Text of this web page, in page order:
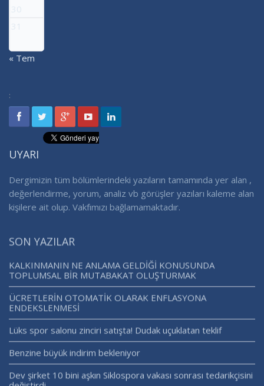
30
31
« Tem
:
UYARI
Dergimizin tüm bölümlerindeki yazıların tamamında yer alan ,
değerlendirme, yorum, analiz vb görüşler yazıları kaleme alan
kişilere ait olup. Vakfımızı bağlamamaktadır.
SON YAZILAR
KALKINMANIN NE ANLAMA GELDİĞİ KONUSUNDA
TOPLUMSAL BİR MUTABAKAT OLUŞTURMAK
ÜCRETLERİN OTOMATİK OLARAK ENFLASYONA
ENDEKSLENMESİ
Lüks spor salonu zinciri satışta! Dudak uçuklatan teklif
Benzine büyük indirim bekleniyor
Dev şirket 10 bini aşkın Siklospora vakası sonrası tedarikçisini